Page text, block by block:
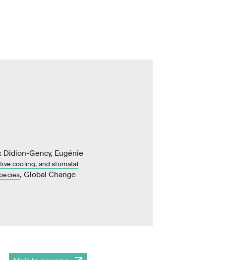
Didion-Gency, Eugénie
cooling, and stomatal
, Global Change